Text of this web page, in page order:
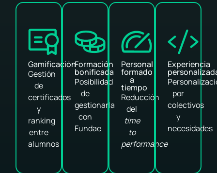
Gamificación
Gestión
de
certificados
y
ranking
entre
alumnos
Formación
bonificada
Posibilidad
de
gestionarla
con
Fundae
Personal
formado
a
tiempo
Reducción
del
time
to
performance
Experiencia
por
colectivos
y
necesidades